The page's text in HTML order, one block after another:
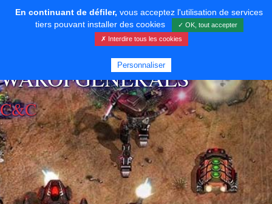
⚡ SOUTENIR LE DÉVELOPPEMENT
WAROFGENERALS
C&C
En continuant de défiler, vous acceptez l'utilisation de services
tiers pouvant installer des cookies
✓ OK, tout accepter
✗ Interdire tous les cookies
Personnaliser